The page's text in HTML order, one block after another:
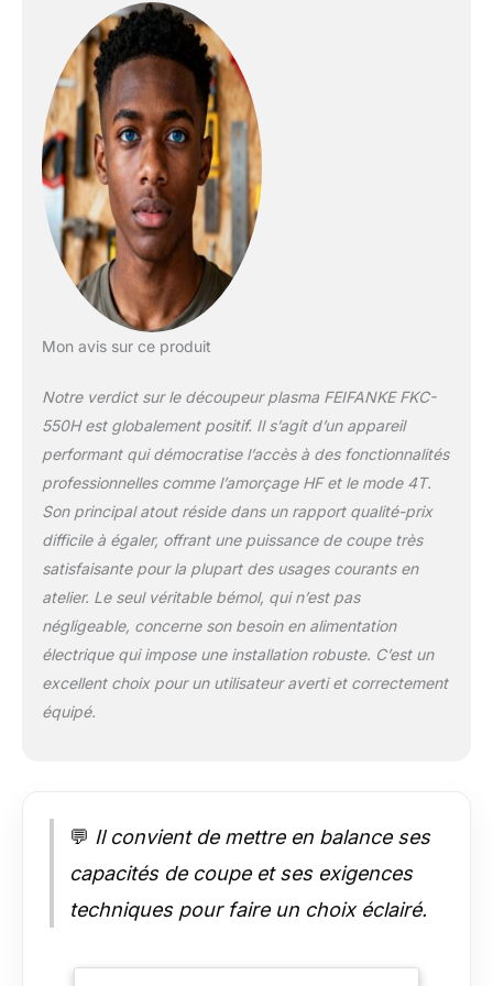
électrodes et de
prolonger la durée de
vie du matériel.
Convient
parfaitement à tous
les métaux
conducteurs tels que
l'acier, l'inox,
l'aluminium, le cuivre,
le laiton ou le titane.
(MCU), notre
s'adapte
automatiquement à la
tension d'entrée et
offre un taux de
torche de 75 A
permet de couper
avec précision des
matériaux jusqu'à 25
mm d'épaisseur,
surfaces en mauvais
rendement
ceux des appareils
standard. Affichage
numérique clair:Tous
essentiels (pression
Mon avis sur ce produit
Notre verdict sur le découpeur plasma FEIFANKE FKC-
550H est globalement positif. Il s’agit d’un appareil
performant qui démocratise l’accès à des fonctionnalités
professionnelles comme l’amorçage HF et le mode 4T.
Son principal atout réside dans un rapport qualité-prix
difficile à égaler, offrant une puissance de coupe très
satisfaisante pour la plupart des usages courants en
atelier. Le seul véritable bémol, qui n’est pas
négligeable, concerne son besoin en alimentation
électrique qui impose une installation robuste. C’est un
excellent choix pour un utilisateur averti et correctement
équipé.
💬 Il convient de mettre en balance ses
capacités de coupe et ses exigences
techniques pour faire un choix éclairé.